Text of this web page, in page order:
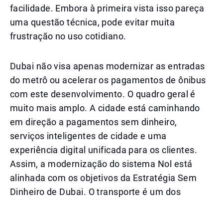
facilidade. Embora à primeira vista isso pareça
uma questão técnica, pode evitar muita
frustração no uso cotidiano.
Dubai não visa apenas modernizar as entradas
do metrô ou acelerar os pagamentos de ônibus
com este desenvolvimento. O quadro geral é
muito mais amplo. A cidade está caminhando
em direção a pagamentos sem dinheiro,
serviços inteligentes de cidade e uma
experiência digital unificada para os clientes.
Assim, a modernização do sistema Nol está
alinhada com os objetivos da Estratégia Sem
Dinheiro de Dubai. O transporte é um dos